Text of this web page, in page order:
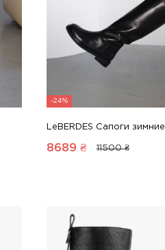
-24%
LeBERDES Сапоги зимние
8689 ₴ 11500 ₴